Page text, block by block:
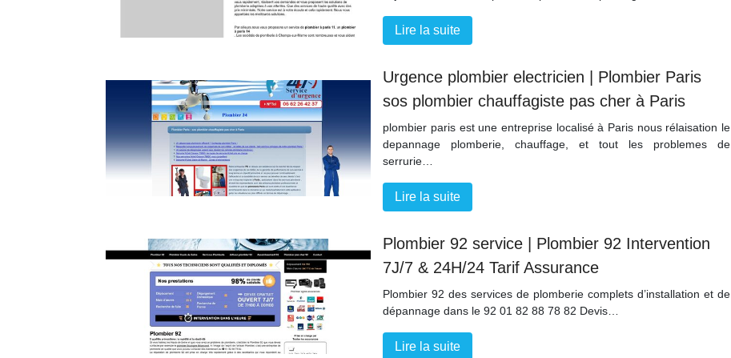
Lire la suite
Urgence plombier electricien | Plombier Paris
sos plombier chauffa­giste pas cher à Paris
plombier paris est une entreprise localisé à Paris nous rélaisation le
depannage plomberie, chauffage, et tout les problemes de
serrurie…
Lire la suite
Plombier 92 service | Plombier 92 In­terven­tion
7J/7 & 24H/24 Tarif Assurance‎
Plombier 92 des services de plomberie complets d’installation et de
dépannage dans le 92 01 82 88 78 82 Devis…
Lire la suite